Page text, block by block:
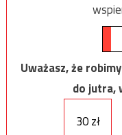
Uważasz, że
do jutra,
30 zł